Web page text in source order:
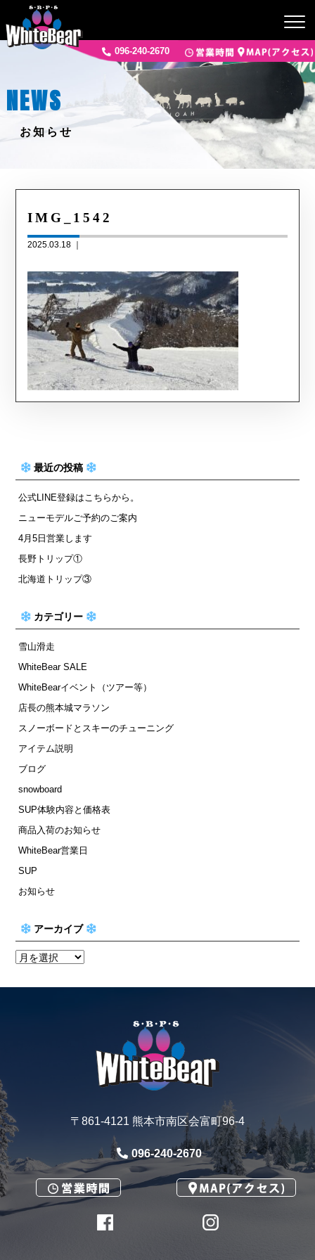
096-240-2670
NEWS
お知らせ
IMG_1542
2025.03.18 ｜
最近の投稿
公式LINE登録はこちらから。
ニューモデルご予約のご案内
4月5日営業します
長野トリップ①
北海道トリップ③
カテゴリー
雪山滑走
WhiteBear SALE
WhiteBearイベント（ツアー等）
店長の熊本城マラソン
スノーボードとスキーのチューニング
アイテム説明
ブログ
snowboard
SUP体験内容と価格表
商品入荷のお知らせ
WhiteBear営業日
SUP
お知らせ
アーカイブ
〒861-4121 熊本市南区会富町96-4
096-240-2670